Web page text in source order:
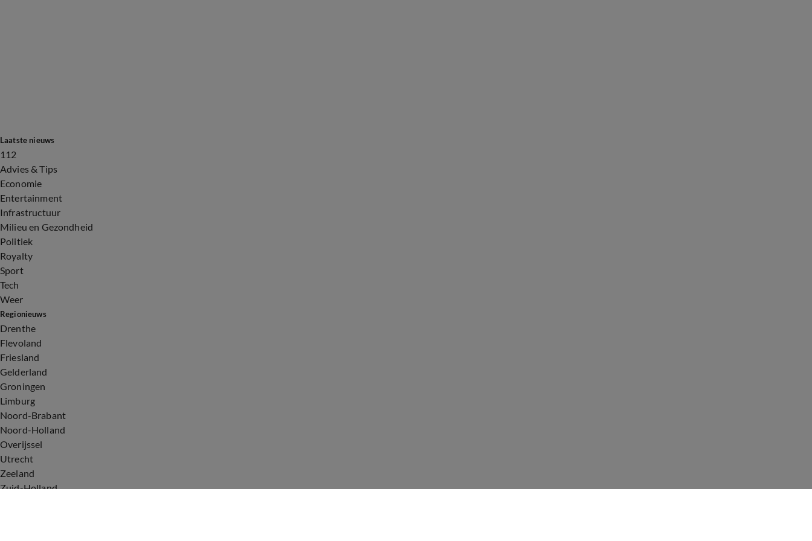
Laatste nieuws
112
Advies & Tips
Economie
Entertainment
Infrastructuur
Milieu en Gezondheid
Politiek
Royalty
Sport
Tech
Weer
Regionieuws
Drenthe
Flevoland
Friesland
Gelderland
Groningen
Limburg
Noord-Brabant
Noord-Holland
Overijssel
Utrecht
Zeeland
Zuid-Holland